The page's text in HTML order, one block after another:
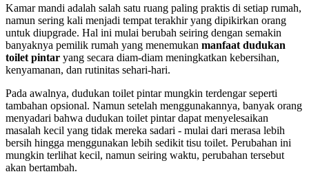
Kamar mandi adalah salah satu ruang paling praktis di setiap rumah,
namun sering kali menjadi tempat terakhir yang dipikirkan orang
untuk diupgrade. Hal ini mulai berubah seiring dengan semakin
banyaknya pemilik rumah yang menemukan manfaat dudukan
toilet pintar yang secara diam-diam meningkatkan kebersihan,
kenyamanan, dan rutinitas sehari-hari.
Pada awalnya, dudukan toilet pintar mungkin terdengar seperti
tambahan opsional. Namun setelah menggunakannya, banyak orang
menyadari bahwa dudukan toilet pintar dapat menyelesaikan
masalah kecil yang tidak mereka sadari - mulai dari merasa lebih
bersih hingga menggunakan lebih sedikit tisu toilet. Perubahan ini
mungkin terlihat kecil, namun seiring waktu, perubahan tersebut
akan bertambah.